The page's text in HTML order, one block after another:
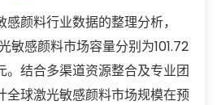
颜料行业数据的整理分析，
敏感颜料市场容量分别为101.72
。结合多渠道资源整合及专业团
全球激光敏感颜料市场规模在预